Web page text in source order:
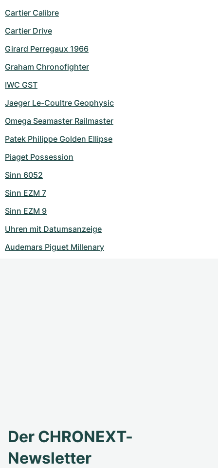
Cartier Calibre
Cartier Drive
Girard Perregaux 1966
Graham Chronofighter
IWC GST
Jaeger Le-Coultre Geophysic
Omega Seamaster Railmaster
Patek Philippe Golden Ellipse
Piaget Possession
Sinn 6052
Sinn EZM 7
Sinn EZM 9
Uhren mit Datumsanzeige
Audemars Piguet Millenary
Der CHRONEXT-
Newsletter